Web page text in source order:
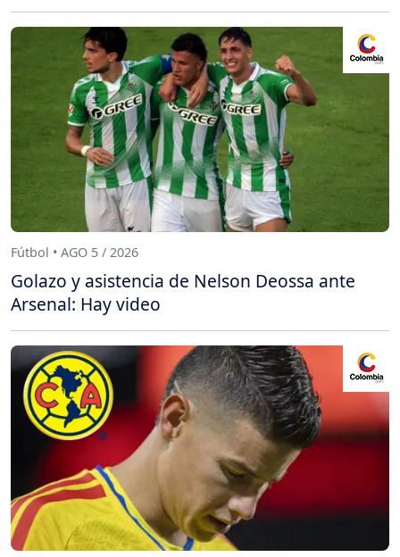
Fútbol • AGO 5 / 2026
Golazo y asistencia de Nelson Deossa ante
Arsenal: Hay video